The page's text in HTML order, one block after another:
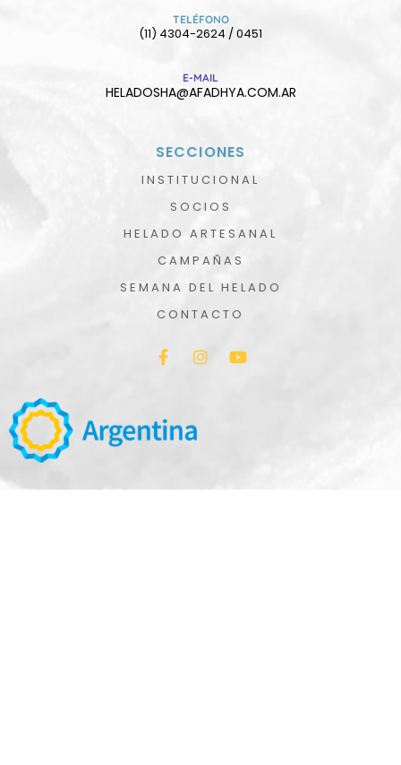
TELÉFONO
(11) 4304-2624 / 0451
E-MAIL
HELADOSHA@AFADHYA.COM.AR
SECCIONES
INSTITUCIONAL
SOCIOS
HELADO ARTESANAL
CAMPAÑAS
SEMANA DEL HELADO
CONTACTO